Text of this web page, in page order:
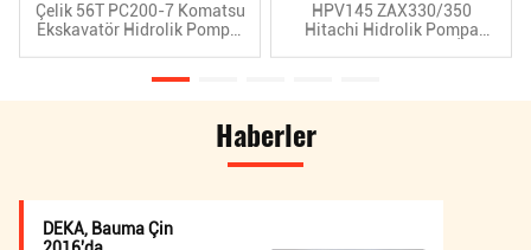
Çelik 56T PC200-7 Komatsu
Ekskavatör Hidrolik Pompa,
HPV145 ZAX330/350
Hitachi Hidrolik Pompa
Haberler
DEKA, Bauma Çin